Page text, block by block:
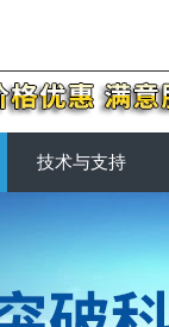
技术与支持